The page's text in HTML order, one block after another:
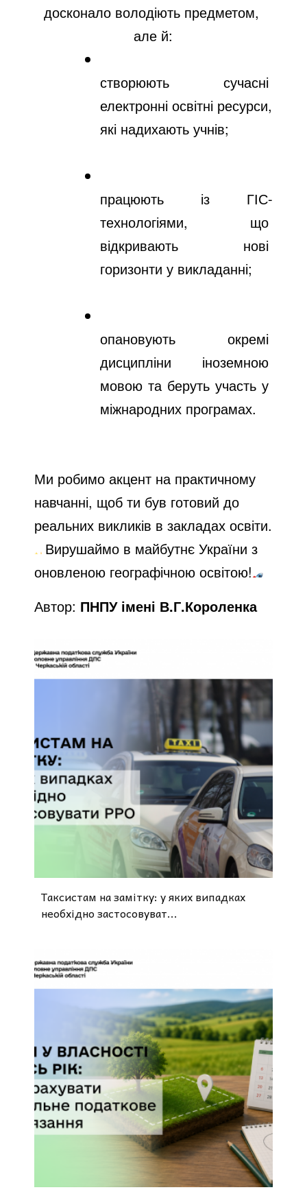
досконало володіють предметом,
але й:
створюють сучасні
електронні освітні ресурси,
які надихають учнів;
працюють із ГІС-
технологіями, що
відкривають нові
горизонти у викладанні;
опановують окремі
дисципліни іноземною
мовою та беруть участь у
міжнародних програмах.
Ми робимо акцент на практичному
навчанні, щоб ти був готовий до
реальних викликів в закладах освіти.
Вирушаймо в майбутнє України з
оновленою географічною освітою!
Автор: ПНПУ імені В.Г.Короленка
Таксистам на замітку: у яких випадках
необхідно застосовуват...